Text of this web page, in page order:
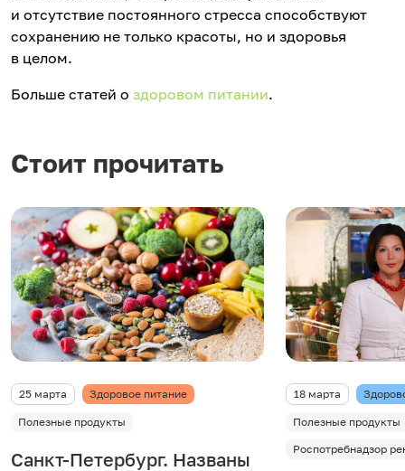
и отсутствие постоянного стресса способствуют
сохранению не только красоты, но и здоровья
в целом.
Больше статей о здоровом питании.
Стоит прочитать
25 марта Здоровое питание
Полезные продукты
Санкт-Петербург. Названы
18 марта
Полезные продукты
Роспотребнадзор